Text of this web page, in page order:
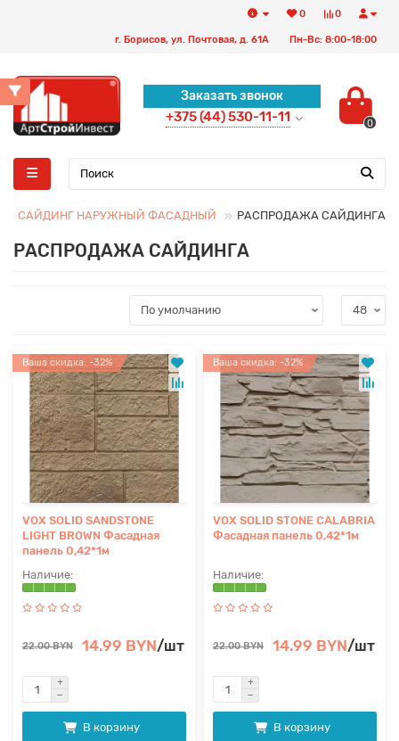
0
0
г. Борисов, ул. Почтовая, д. 61А Пн-Вс: 8:00-18:00
Заказать звонок
+375 (44) 530-11-11 0
САЙДИНГ НАРУЖНЫЙ ФАСАДНЫЙ РАСПРОДАЖА САЙДИНГА
РАСПРОДАЖА САЙДИНГА
Ваша скидка: -32%
VOX SOLID SANDSTONE
LIGHT BROWN Фасадная
панель 0,42*1м
22.00 BYN 14.99 BYN/шт
В корзину
Ваша скидка: -32%
VOX SOLID STONE CALABRIA
Фасадная панель 0,42*1м
22.00 BYN 14.99 BYN/шт
В корзину